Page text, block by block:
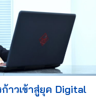
าวเข้าสู่ยุค Digital